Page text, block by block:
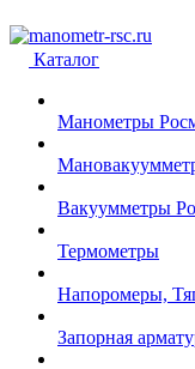
Каталог
Манометры
Вакуумметры
Термометры
Напоромеры,
Запорная